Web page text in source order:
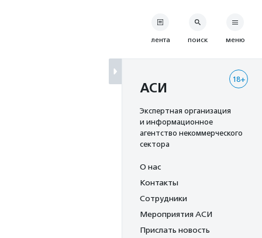
лента поиск меню
18+
АСИ
Экспертная организация
и информационное
агентство некоммерческого
сектора
О нас
Контакты
Сотрудники
Мероприятия АСИ
Прислать новость